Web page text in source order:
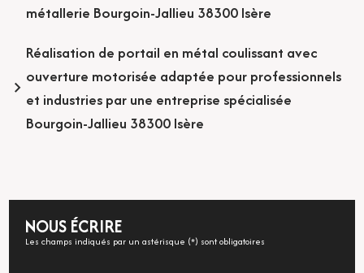
métallerie Bourgoin-Jallieu 38300 Isère
Réalisation de portail en métal coulissant avec
ouverture motorisée adaptée pour professionnels
et industries par une entreprise spécialisée
Bourgoin-Jallieu 38300 Isère
NOUS ÉCRIRE
Les champs indiqués par un astérisque (*) sont obligatoires